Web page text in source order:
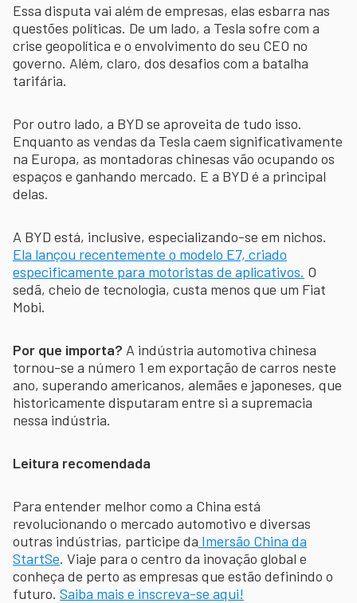
Essa disputa vai além de empresas, elas esbarra nas
questões políticas. De um lado, a Tesla sofre com a
crise geopolítica e o envolvimento do seu CEO no
governo. Além, claro, dos desafios com a batalha
tarifária.
Por outro lado, a BYD se aproveita de tudo isso.
Enquanto as vendas da Tesla caem significativamente
na Europa, as montadoras chinesas vão ocupando os
espaços e ganhando mercado. E a BYD é a principal
delas.
A BYD está, inclusive, especializando-se em nichos.
Ela lançou recentemente o modelo E7, criado
especificamente para motoristas de aplicativos. O
sedã, cheio de tecnologia, custa menos que um Fiat
Mobi.
Por que importa? A indústria automotiva chinesa
tornou-se a número 1 em exportação de carros neste
ano, superando americanos, alemães e japoneses, que
historicamente disputaram entre si a supremacia
nessa indústria.
Leitura recomendada
Para entender melhor como a China está
revolucionando o mercado automotivo e diversas
outras indústrias, participe da Imersão China da
StartSe. Viaje para o centro da inovação global e
conheça de perto as empresas que estão definindo o
futuro. Saiba mais e inscreva-se aqui!